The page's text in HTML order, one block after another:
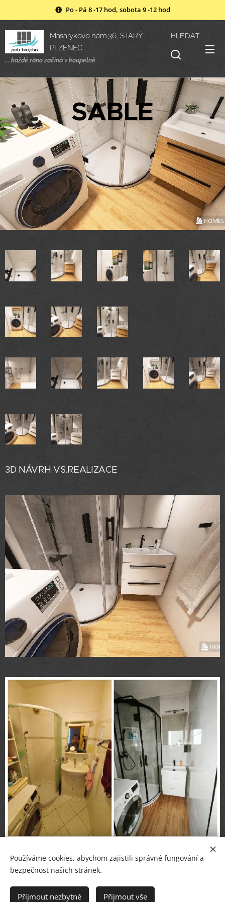
Po - Pá 8 -17 hod, sobota 9 -12 hod
Masarykovo nám.36, STARÝ
PLZENEC
... každé ráno začíná v koupelně
HLEDAT
SABLE
3D NÁVRH VS.REALIZACE
© PETR BREJCHA
OBKLADY, DLAŽBY, KOUPELNY, Masarykovo nám.36, Starý Plzenec
Používáme cookies, abychom zajistili správné fungování a
bezpečnost našich stránek.
Přijmout nezbytné Přijmout vše